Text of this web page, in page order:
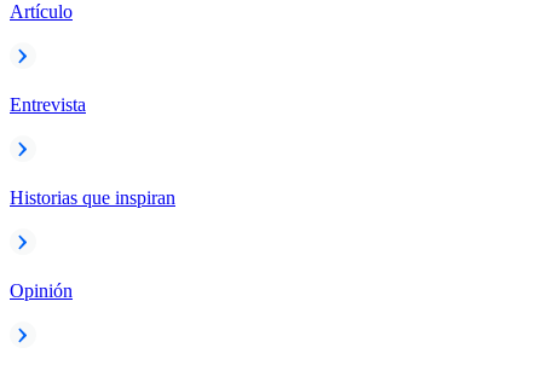
Artículo
Entrevista
Historias que inspiran
Opinión